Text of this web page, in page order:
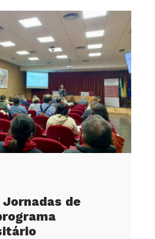
Jornadas de